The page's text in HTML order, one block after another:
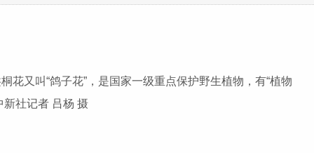
又叫“鸽子花”，是国家一级重点保护野生植物，有“植物
新社记者 吕杨 摄